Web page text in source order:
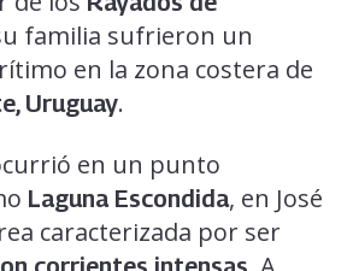
familia sufrieron un
en la zona costera de
Uruguay.
en un punto
Laguna Escondida, en José
caracterizada por ser